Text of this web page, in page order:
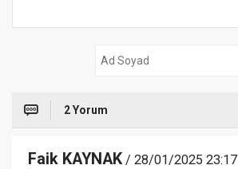
2 Yorum
Faik KAYNAK/ 28/01/2025 23:17